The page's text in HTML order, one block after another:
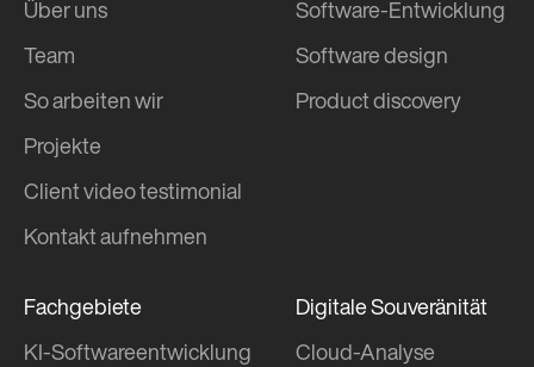
Über uns
Team
So arbeiten wir
Projekte
Client video testimonial
Kontakt aufnehmen
Software-Entwicklung
Software design
Product discovery
Fachgebiete
KI-Softwareentwicklung
Digitale Souveränität
Cloud-Analyse